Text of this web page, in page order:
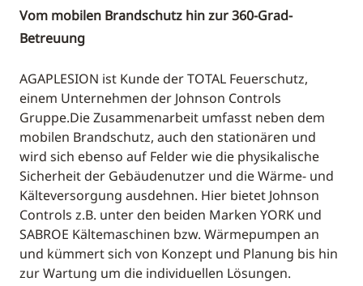
Vom mobilen Brandschutz hin zur 360-Grad-
Betreuung
AGAPLESION ist Kunde der TOTAL Feuerschutz,
einem Unternehmen der Johnson Controls
Gruppe.Die Zusammenarbeit umfasst neben dem
mobilen Brandschutz, auch den stationären und
wird sich ebenso auf Felder wie die physikalische
Sicherheit der Gebäudenutzer und die Wärme- und
Kälteversorgung ausdehnen. Hier bietet Johnson
Controls z.B. unter den beiden Marken YORK und
SABROE Kältemaschinen bzw. Wärmepumpen an
und kümmert sich von Konzept und Planung bis hin
zur Wartung um die individuellen Lösungen.